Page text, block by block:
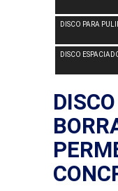
DISCO PARA
DISCO